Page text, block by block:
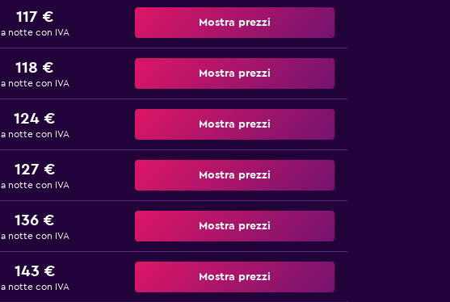
117 €
a notte con IVA
Mostra prezzi
118 €
a notte con IVA
Mostra prezzi
124 €
a notte con IVA
Mostra prezzi
127 €
a notte con IVA
Mostra prezzi
136 €
a notte con IVA
Mostra prezzi
143 €
a notte con IVA
Mostra prezzi